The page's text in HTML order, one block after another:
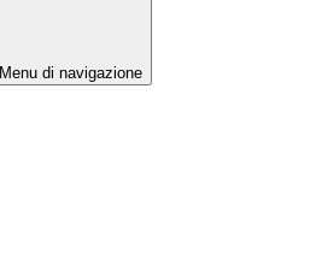
Menu di navigazione